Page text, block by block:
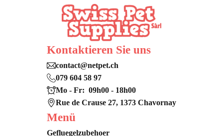
Kontaktieren Sie uns
contact@netpet.ch
079 604 58 97
Mo - Fr: 09h00 - 18h00
Rue de Crause 27, 1373 Chavornay
Menü
Gefluegelzubehoer